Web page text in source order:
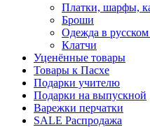
Платки, шарфы,
Броши
Одежда в русском
Клатчи
Уценённые товары
Товары к Пасхе
Подарки учителю
Подарки на выпускной
Варежки перчатки
SALE Распродажа